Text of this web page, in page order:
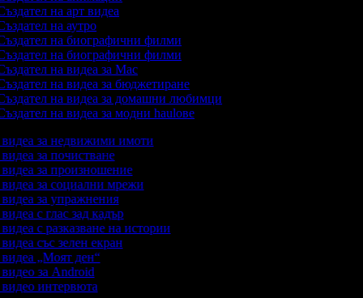
на арт видеа
на аутро
на биографични филми
на биографични филми
на видеа за Mac
на видеа за бюджетиране
на видеа за домашни любимци
на видеа за модни haulове
видеа за недвижими имоти
видеа за почистване
видеа за произношение
видеа за социални мрежи
видеа за упражнения
видеа с глас зад кадър
видеа с разказване на истории
видеа със зелен екран
видеа „Моят ден“
видео за Android
видео интервюта